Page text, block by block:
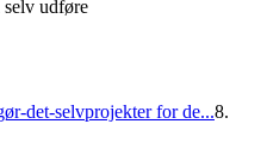
selv udføre
det-selvprojekter for de...8.